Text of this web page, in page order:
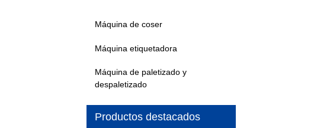
Máquina de coser
Máquina etiquetadora
Máquina de paletizado y
despaletizado
Productos destacados